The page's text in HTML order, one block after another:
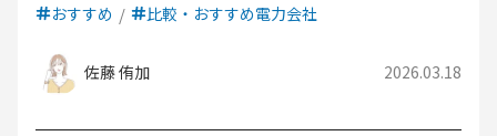
おすすめ 比較・おすすめ電力会社
佐藤 侑加 2026.03.18